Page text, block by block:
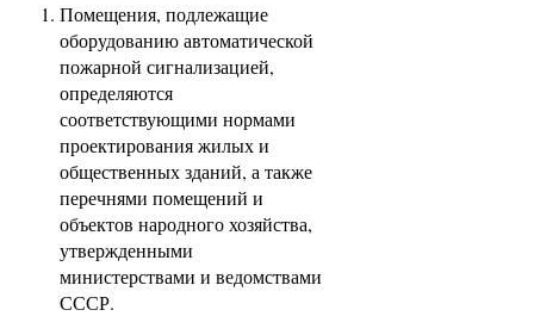
Помещения, подлежащие
оборудованию автоматической
пожарной сигнализацией,
определяются
соответствующими нормами
проектирования жилых и
общественных зданий, а также
перечнями помещений и
объектов народного хозяйства,
утвержденными
министерствами и ведомствами
СССР.